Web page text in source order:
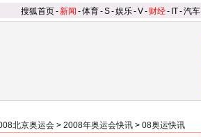
搜狐首页-新闻 -体育-S-娱乐-V- 财经- IT-汽车
北京奥运会 > 2008年奥运会快讯 > 08奥运快讯